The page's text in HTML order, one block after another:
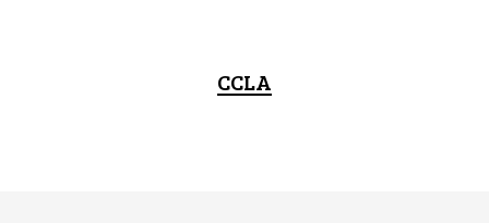
CCLA